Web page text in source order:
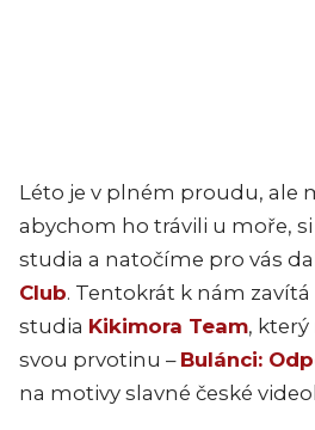
Léto je v plném proudu, ale
abychom ho trávili u moře,
studia a natočíme pro vás
Club. Tentokrát k nám zavítá
studia Kikimora Team,
svou prvotinu – Bulánci:
na motivy slavné české